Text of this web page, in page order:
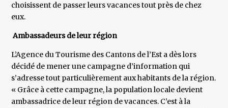
choisissent de passer leurs vacances tout près de chez
eux.
Ambassadeurs de leur région
L’Agence du Tourisme des Cantons de l’Est a dès lors
décidé de mener une campagne d’information qui
s’adresse tout particulièrement aux habitants de la région.
« Grâce à cette campagne, la population locale devient
ambassadrice de leur région de vacances. C’est à la